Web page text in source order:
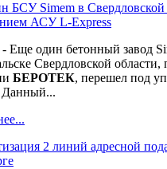
БСУ Simem в Свердловской
АСУ L-Express
- Еще один бетонный завод
Свердловской
БЕРОТЕК, перешел под
Данный...
2 линий адресной